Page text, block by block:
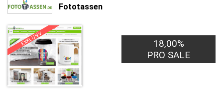
Fototassen
EXKLUSIV
18,00%
PRO SALE